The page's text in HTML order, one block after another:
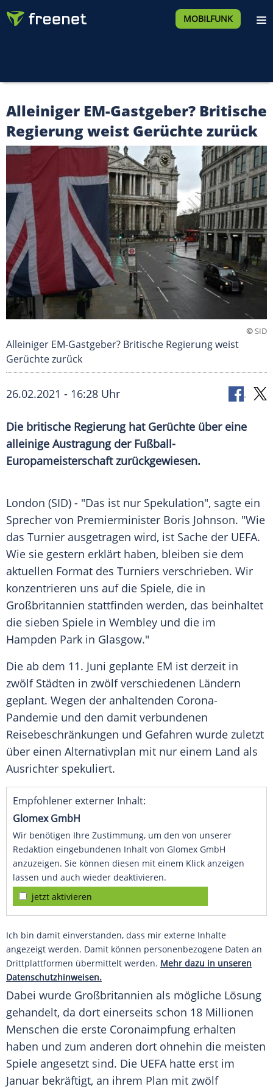
MOBILFUNK
Alleiniger EM-Gastgeber? Britische
Regierung weist Gerüchte zurück
©SID
Alleiniger EM-Gastgeber? Britische Regierung weist
Gerüchte zurück
26.02.2021 - 16:28 Uhr
Die britische Regierung hat Gerüchte über eine
alleinige Austragungder Fußball-
Europameisterschaftzurückgewiesen.
London (SID) - "Das ist nur Spekulation", sagte ein
Sprecher von Premierminister Boris Johnson. "Wie
das Turnier ausgetragen wird, ist Sache der UEFA.
Wie sie gestern erklärt haben, bleiben sie dem
aktuellen Format des Turniers verschrieben. Wir
konzentrieren uns auf die Spiele, die in
Großbritannien stattfinden werden, das beinhaltet
die sieben Spiele in Wembley und die im
Hampden Park in Glasgow."
Die ab dem 11. Juni geplante EM ist derzeit in
zwölf Städten in zwölf verschiedenen Ländern
geplant. Wegen der anhaltenden Corona-
Pandemie und den damit verbundenen
Reisebeschränkungen und Gefahren wurde zuletzt
über einen Alternativplan mit nur einem Land als
Ausrichter spekuliert.
Empfohlener externer Inhalt:
Glomex GmbH
Wir benötigen Ihre Zustimmung, um den von unserer
Redaktion eingebundenen Inhalt von Glomex GmbH
anzuzeigen. Sie können diesen mit einem Klick anzeigen
lassen und auch wieder deaktivieren.
jetzt aktivieren
Ich bin damit einverstanden, dass mir externe Inhalte
angezeigt werden. Damit können personenbezogene Daten an
Drittplattformen übermittelt werden. Mehr dazu in unseren
Datenschutzhinweisen.
Dabei wurde Großbritannien als mögliche Lösung
gehandelt, da dort einerseits schon 18 Millionen
Menschen die erste Coronaimpfung erhalten
haben und zum anderen dort ohnehin die meisten
Spiele angesetzt sind. Die UEFAhatte erst im
Januar bekräftigt, an ihrem Plan mit zwölf